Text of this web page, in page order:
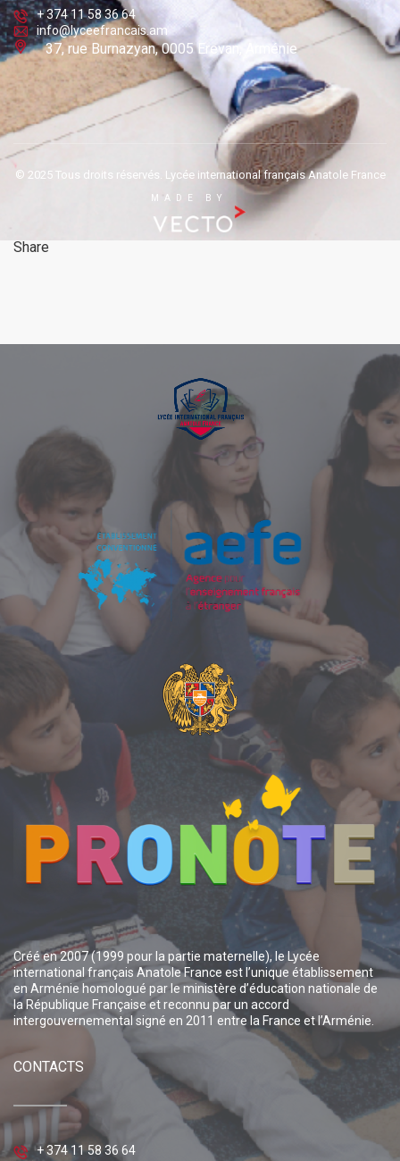
+ 374 11 58 36 64
info@lyceefrancais.am
37, rue Burnazyan, 0005 Erevan, Arménie
© 2025 Tous droits réservés. Lycée international français Anatole France
MADE BY
Share
Créé en 2007 (1999 pour la partie maternelle), le Lycée
international français Anatole France est l’unique établissement
en Arménie homologué par le ministère d’éducation nationale de
la République Française et reconnu par un accord
intergouvernemental signé en 2011 entre la France et l’Arménie.
CONTACTS
+ 374 11 58 36 64